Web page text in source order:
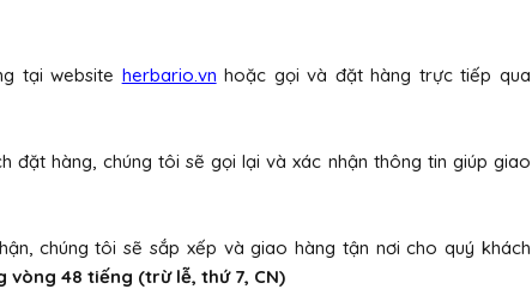
tại website herbario.vn hoặc gọi và đặt hàng trực tiếp qua
đặt hàng, chúng tôi sẽ gọi lại và xác nhận thông tin giúp giao
chúng tôi sẽ sắp xếp và giao hàng tận nơi cho quý khách
48 tiếng (trừ lễ, thứ 7, CN)